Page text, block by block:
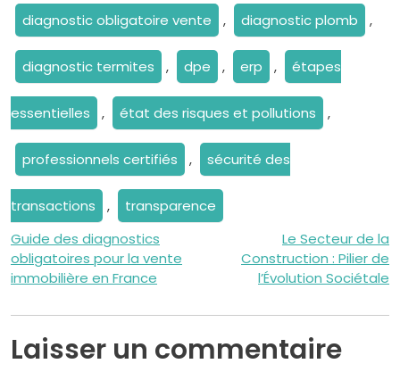
diagnostic obligatoire vente , diagnostic plomb ,
diagnostic termites , dpe , erp , étapes
essentielles , état des risques et pollutions ,
professionnels certifiés , sécurité des
transactions , transparence
Navigation
de
l’article
Guide des diagnostics
obligatoires pour la vente
immobilière en France
Le Secteur de la
Construction : Pilier de
l’Évolution Sociétale
Laisser un commentaire